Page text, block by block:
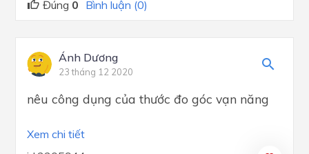
Đúng 0 Bình luận (0)
Ánh Dương
23 tháng 12 2020
nêu công dụng của thước đo góc vạn năng
Xem chi tiết